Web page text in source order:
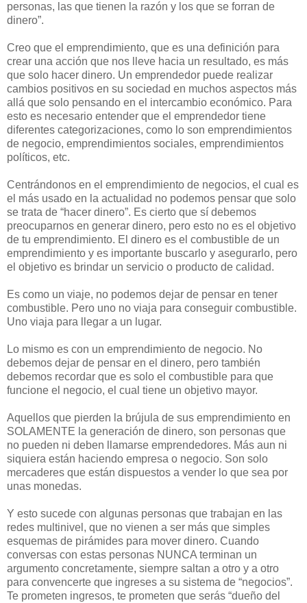
personas, las que tienen la razón y los que se forran de
dinero”.
Creo que el emprendimiento, que es una definición para
crear una acción que nos lleve hacia un resultado, es más
que solo hacer dinero. Un emprendedor puede realizar
cambios positivos en su sociedad en muchos aspectos más
allá que solo pensando en el intercambio económico. Para
esto es necesario entender que el emprendedor tiene
diferentes categorizaciones, como lo son emprendimientos
de negocio, emprendimientos sociales, emprendimientos
políticos, etc.
Centrándonos en el emprendimiento de negocios, el cual es
el más usado en la actualidad no podemos pensar que solo
se trata de “hacer dinero”. Es cierto que sí debemos
preocuparnos en generar dinero, pero esto no es el objetivo
de tu emprendimiento. El dinero es el combustible de un
emprendimiento y es importante buscarlo y asegurarlo, pero
el objetivo es brindar un servicio o producto de calidad.
Es como un viaje, no podemos dejar de pensar en tener
combustible. Pero uno no viaja para conseguir combustible.
Uno viaja para llegar a un lugar.
Lo mismo es con un emprendimiento de negocio. No
debemos dejar de pensar en el dinero, pero también
debemos recordar que es solo el combustible para que
funcione el negocio, el cual tiene un objetivo mayor.
Aquellos que pierden la brújula de sus emprendimiento en
SOLAMENTE la generación de dinero, son personas que
no pueden ni deben llamarse emprendedores. Más aun ni
siquiera están haciendo empresa o negocio. Son solo
mercaderes que están dispuestos a vender lo que sea por
unas monedas.
Y esto sucede con algunas personas que trabajan en las
redes multinivel, que no vienen a ser más que simples
esquemas de pirámides para mover dinero. Cuando
conversas con estas personas NUNCA terminan un
argumento concretamente, siempre saltan a otro y a otro
para convencerte que ingreses a su sistema de “negocios”.
Te prometen ingresos, te prometen que serás “dueño del